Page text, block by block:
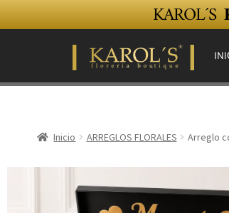
KAROL´S
Inicio ARREGLOS FLORALES Arreglo